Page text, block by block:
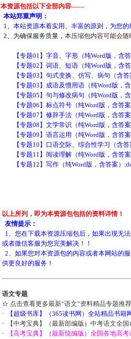
本资源包括以下全部内容——
本站郑重声明：
1、本站资源本着实用、丰富的原则，为您
2、 为确保服务质量 ， 本压缩包内容可能会随
【专题01】字音、字形（纯Word版，含答
【专题02】词语、短语（纯Word版，含答
【专题03】句式变换、仿写、病句（含答
【专题03】成语及惯用语（纯Word版，含
【专题05】句与修改病句（纯Word版，含
【专题06】标点符号（纯Word版，含答案
【专题07】修辞手法（纯Word版，含答案
【专题08】文学常识（纯Word版，含答案
【专题09】语言运用（纯Word版，含答案
【专题10】口语交际、综合性学习（含答
【专题11】阅读理解（纯Word版，含答案
【专题12】写作（纯Word版，含答案）
以上所列，即为本资源包包括的资料详情！
友情提示：
1、您在下载本资源压缩包后，如果出现无
或者微信客服为您完美解决！！
2、如果您对本资源包的内容或者本网站的
供更良好的服务！
语文专题
☆ 点击查看更多最新“语文”资料精品专题推荐
·
【超级书库】（365读书网）全站精品书籍
·
【中考宝典】（最新部编版）中考语文全
·
【高考宝典】（最新统编版）全国各地高